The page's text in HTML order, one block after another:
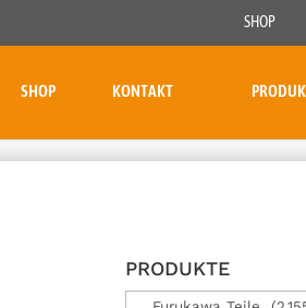
SHOP
SHOP KONTAKT
PRODUKTE